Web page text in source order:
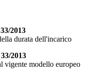
2013
durata dell'incarico
2013
vigente modello europeo